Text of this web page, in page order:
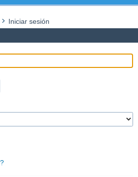
Iniciar sesión